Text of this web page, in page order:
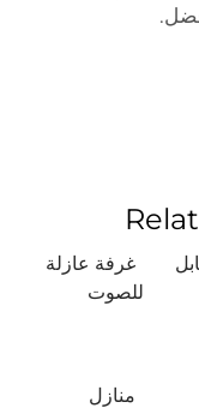
غرفة عازلة
للصوت
منازل